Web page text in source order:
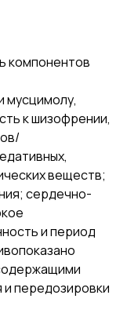
компонентов
мусцимолу,
к шизофрении,
веществ;
сердечно-
и период
передозировки